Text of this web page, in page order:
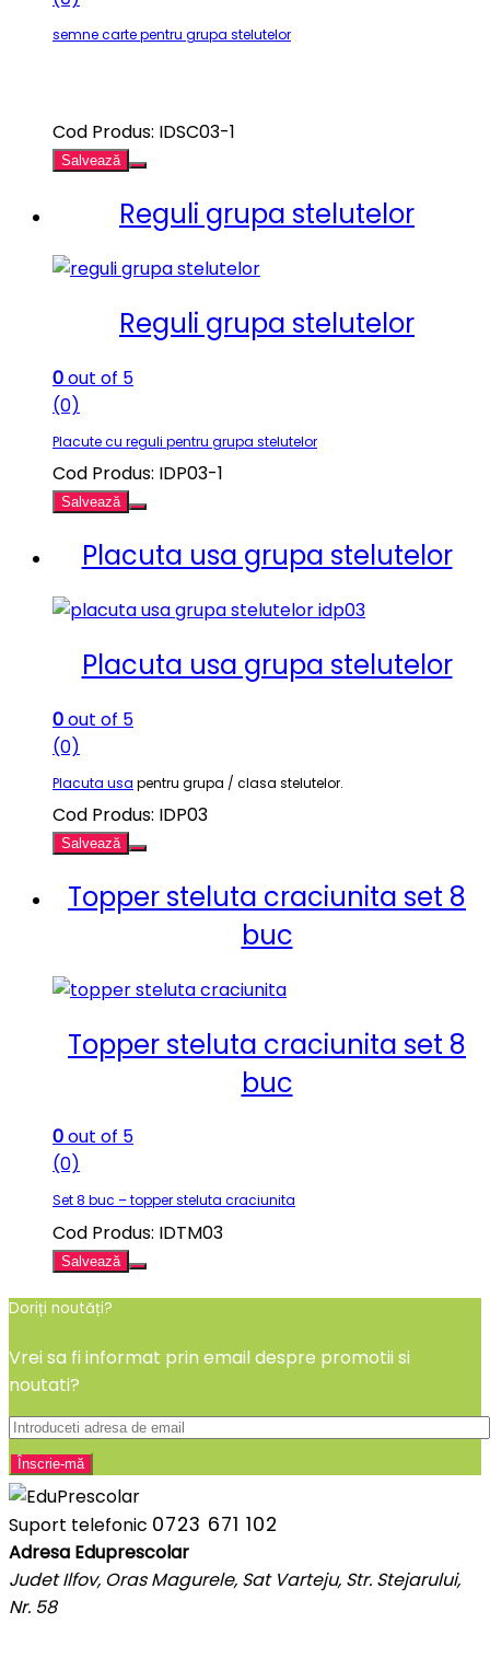
semne carte pentru grupa stelutelor
Cod Produs: IDSC03-1
Salvează
Reguli grupa stelutelor
Reguli grupa stelutelor
0out of 5
(0)
Placute cu reguli pentru grupa stelutelor
Cod Produs: IDP03-1
Salvează
Placuta usa grupa stelutelor
Placuta usa grupa stelutelor
0out of 5
(0)
Placuta usa pentru grupa / clasa stelutelor.
Cod Produs: IDP03
Salvează
Topper steluta craciunita set 8
buc
Topper steluta craciunita set 8
buc
0out of 5
(0)
Set 8 buc – topper steluta craciunita
Cod Produs: IDTM03
Salvează
Doriți noutăți?
Vrei sa fi informat prin email despre promotii si
noutati?
Suport telefonic 0723 671 102
Adresa Eduprescolar
Judet Ilfov, Oras Magurele, Sat Varteju, Str. Stejarului,
Nr. 58